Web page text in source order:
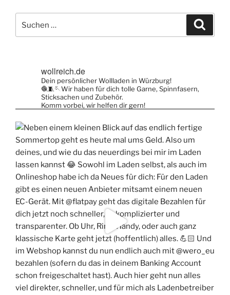
nach:
wollreich.de
Dein persönlicher Wollladen in Würzburg!
🧶🧵🪡Wir haben für dich tolle Garne, Spinnfasern,
Sticksachen und Zubehör.
Komm vorbei, wir helfen dir gern!